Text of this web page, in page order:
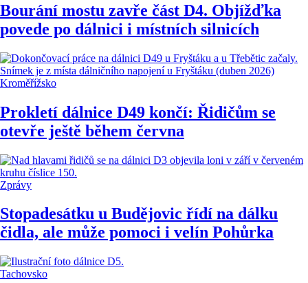
Bourání mostu zavře část D4. Objížďka
povede po dálnici i místních silnicích
Kroměřížsko
Prokletí dálnice D49 končí: Řidičům se
otevře ještě během června
Zprávy
Stopadesátku u Budějovic řídí na dálku
čidla, ale může pomoci i velín Pohůrka
Tachovsko